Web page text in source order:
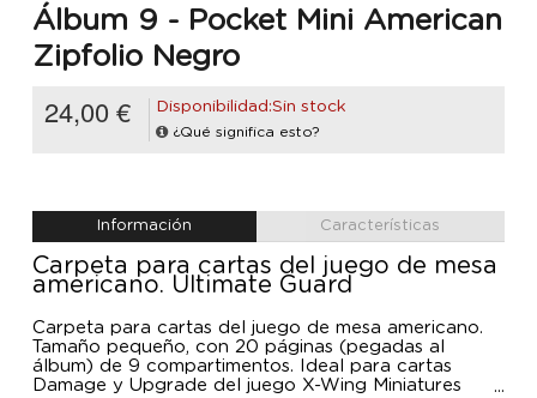
Álbum 9 - Pocket Mini American
Zipfolio Negro
24,00 € Disponibilidad:Sin stock
¿Qué significa esto?
Información Características
Carpeta para cartas del juego de mesa
americano. Ultimate Guard
Carpeta para cartas del juego de mesa americano.
Tamaño pequeño, con 20 páginas (pegadas al
álbum) de 9 compartimentos. Ideal para cartas
Damage y Upgrade del juego X-Wing Miniatures